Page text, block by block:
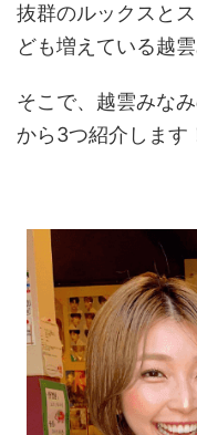
抜群のルックスと
ども増えている越雲
そこで、越雲みな
から3つ紹介します